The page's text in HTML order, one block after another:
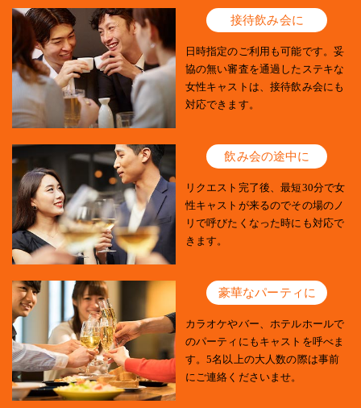
接待飲み会に
日時指定のご利用も可能です。妥
協の無い審査を通過したステキな
女性キャストは、接待飲み会にも
対応できます。
飲み会の途中に
リクエスト完了後、最短30分で女
性キャストが来るのでその場のノ
リで呼びたくなった時にも対応で
きます。
豪華なパーティに
カラオケやバー、ホテルホールで
のパーティにもキャストを呼べま
す。5名以上の大人数の際は事前
にご連絡くださいませ。